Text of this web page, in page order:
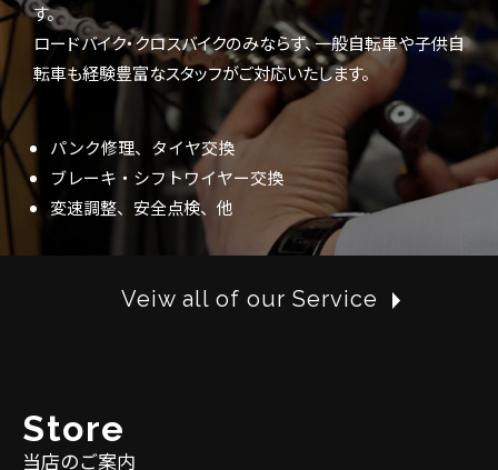
す。
ロードバイク・クロスバイクのみならず、一般自転車や子供自
転車も経験豊富なスタッフがご対応いたします。
パンク修理、タイヤ交換
ブレーキ・シフトワイヤー交換
変速調整、安全点検、他
Veiw all of our Service
Store
当店のご案内